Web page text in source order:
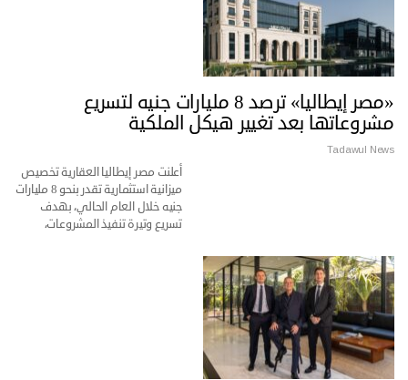
«مصر إيطاليا» ترصد 8 مليارات جنيه لتسريع
مشروعاتها بعد تغيير هيكل الملكية
Tadawul News
أعلنت مصر إيطاليا العقارية تخصيص
ميزانية استثمارية تقدر بنحو 8 مليارات
جنيه خلال العام الحالي، بهدف
تسريع وتيرة تنفيذ المشروعات،